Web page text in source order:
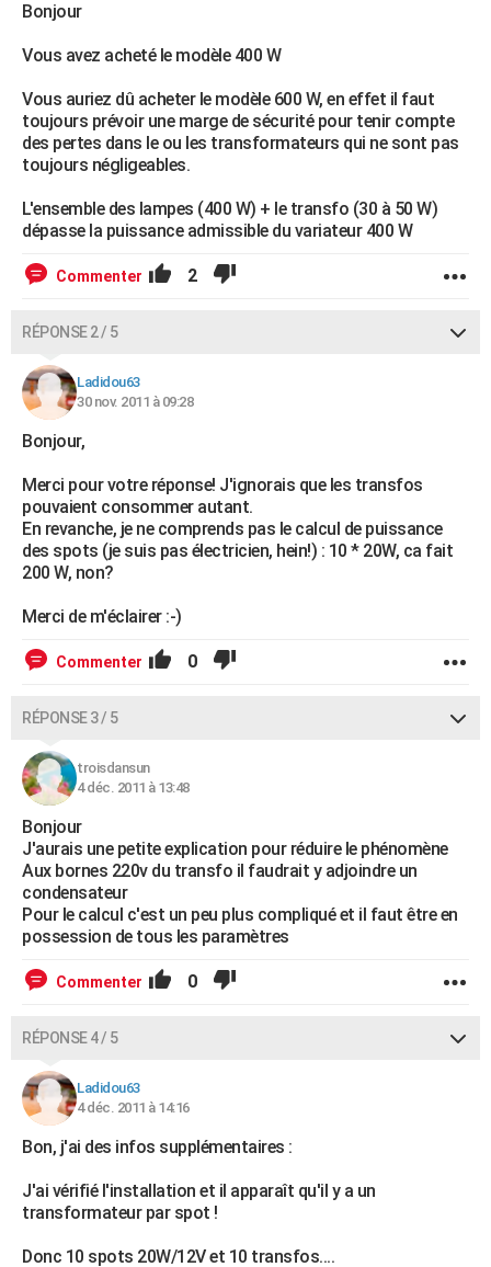
Bonjour
Vous avez acheté le modèle 400 W
Vous auriez dû acheter le modèle 600 W, en effet il faut
toujours prévoir une marge de sécurité pour tenir compte
des pertes dans le ou les transformateurs qui ne sont pas
toujours négligeables.
L'ensemble des lampes (400 W) + le transfo (30 à 50 W)
dépasse la puissance admissible du variateur 400 W
Commenter 2
RÉPONSE 2 / 5
Ladidou63
30 nov. 2011 à 09:28
Bonjour,
Merci pour votre réponse! J'ignorais que les transfos
pouvaient consommer autant.
En revanche, je ne comprends pas le calcul de puissance
des spots (je suis pas électricien, hein!) : 10 * 20W, ca fait
200 W, non?
Merci de m'éclairer :-)
Commenter 0
RÉPONSE 3 / 5
troisdansun
4 déc. 2011 à 13:48
Bonjour
J'aurais une petite explication pour réduire le phénomène
Aux bornes 220v du transfo il faudrait y adjoindre un
condensateur
Pour le calcul c'est un peu plus compliqué et il faut être en
possession de tous les paramètres
Commenter 0
RÉPONSE 4 / 5
Ladidou63
4 déc. 2011 à 14:16
Bon, j'ai des infos supplémentaires :
J'ai vérifié l'installation et il apparaît qu'il y a un
transformateur par spot !
Donc 10 spots 20W/12V et 10 transfos....